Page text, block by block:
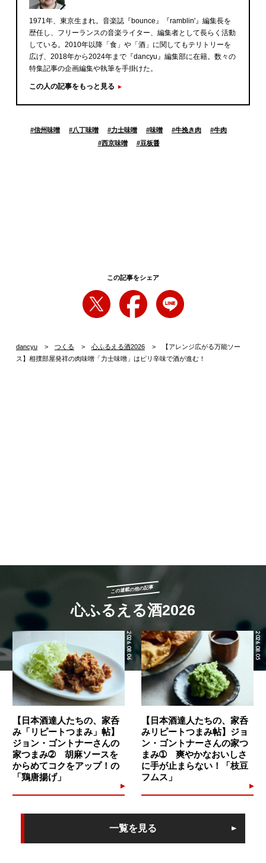
1971年、東京生まれ。音楽誌『bounce』『ramblin'』編集長を
歴任し、フリーランスの音楽ライター、編集者として長らく活動
している。2010年以降「食」や「酒」に関してもテリトリーを
広げ、2018年から2024年まで『dancyu』編集部に在籍。数々の
特集記事の企画編集や執筆を手掛けた。
この人の記事をもっと見る
#信州味噌 #八丁味噌 #力士味噌 #味噌 #牛挽き肉 #牛肉
#西京味噌 #豆板醤
この記事をシェア
dancyu つくる 心ふるえる酒2026
【アレンジ広がる万能ソー
ス】相撲部屋発祥の肉味噌「力士味噌」はピリ辛味で酒が進む！
この連載の他の記事
心ふるえる酒2026
2026.08.06
【日本酒達人たちの、家呑
み「リピートつまみ」帖】
ジョン・ゴントナーさんの
家つまみ➁ 胡麻ソースを
からめてコクをアップ！の
「鶏唐揚げ」
2026.08.05
【日本酒達人たちの、家呑
みリピートつまみ帖】ジョ
ン・ゴントナーさんの家つ
まみ➀ 爽やかなおいしさ
に手が止まらない！「枝豆
フムス」
一覧を見る